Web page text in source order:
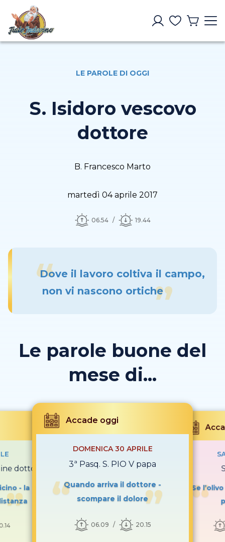
LE PAROLE DI OGGI
S. Isidoro vescovo
dottore
B. Francesco Marto
martedì 04 aprile 2017
06.54 19.44
Dove il lavoro coltiva il campo,
non vi nascono ortiche
Le parole buone del
mese di...
dottore
- la
Accade oggi
DOMENICA 30 APRILE
3ª Pasq. S. PIO V papa
Quando arriva il dottore -
scompare il dolore
06.09 20.15
Se